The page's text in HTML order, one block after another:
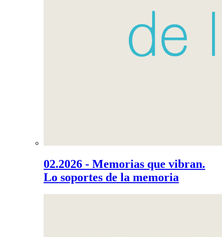
02.2026 - Memorias que vibran.
Lo soportes de la memoria